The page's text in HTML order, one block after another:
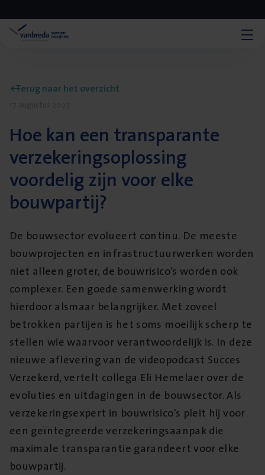
Terug naar het overzicht
Hoe kan een transparante
verzekeringsoplossing
voordelig zijn voor elke
bouwpartij?
De bouwsector evolueert continu. De meeste
bouwprojecten en infrastructuurwerken worden
niet alleen groter, de bouwrisico’s worden ook
complexer. Een goede samenwerking wordt
hierdoor alsmaar belangrijker. Met zoveel
betrokken partijen is het soms moeilijk scherp te
stellen wie waarvoor verantwoordelijk is. In deze
nieuwe aflevering van de videopodcast Succes
Verzekerd, vertelt collega Eli Hemelaer over de
evoluties en uitdagingen in de bouwsector. Als
verzekeringsexpert in bouwrisico’s pleit hij voor
een geïntegreerde verzekeringsaanpak die
maximale transparantie garandeert voor elke
bouwpartij.